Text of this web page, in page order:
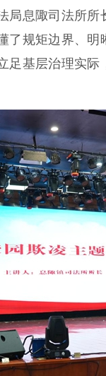
局息陬司法所
规矩边界、明
足基层治理实